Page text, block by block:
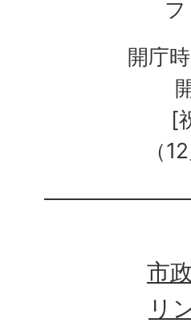
開庁
[
（
市
リ